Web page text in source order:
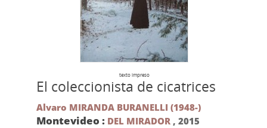
texto impreso
El coleccionista de cicatrices
Alvaro MIRANDA BURANELLI (1948-)
Montevideo : DEL MIRADOR, 2015